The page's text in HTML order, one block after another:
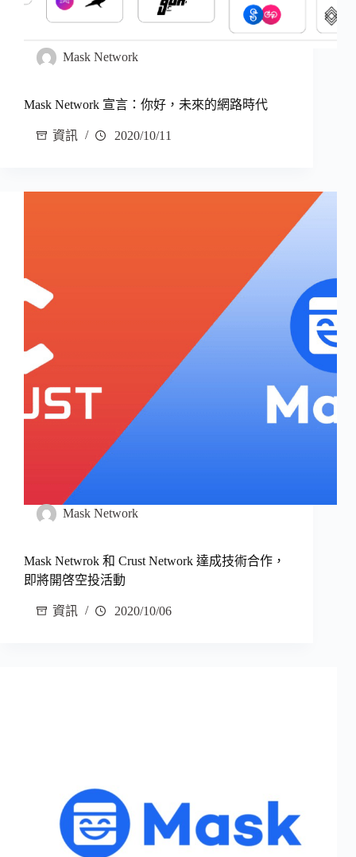
Mask Network
Mask Network 宣言：你好，未來的網路時代
資訊 2020/10/11
Mask Network
Mask Netwrok 和 Crust Network 達成技術合作，
即將開啓空投活動
資訊 2020/10/06